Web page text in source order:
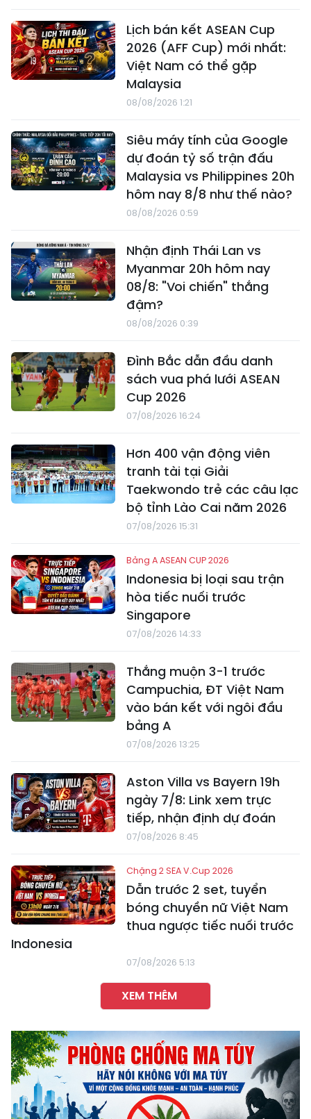
Lịch bán kết ASEAN Cup
2026 (AFF Cup) mới nhất:
Việt Nam có thể gặp
Malaysia
08/08/2026 1:21
Siêu máy tính của Google
dự đoán tỷ số trận đấu
Malaysia vs Philippines 20h
hôm nay 8/8 như thế nào?
08/08/2026 0:59
Nhận định Thái Lan vs
Myanmar 20h hôm nay
08/8: "Voi chiến" thắng
đậm?
08/08/2026 0:39
Đình Bắc dẫn đầu danh
sách vua phá lưới ASEAN
Cup 2026
07/08/2026 16:24
Hơn 400 vận động viên
tranh tài tại Giải
Taekwondo trẻ các câu lạc
bộ tỉnh Lào Cai năm 2026
07/08/2026 15:31
Bảng A ASEAN CUP 2026
Indonesia bị loại sau trận
hòa tiếc nuối trước
Singapore
07/08/2026 14:33
Thắng muộn 3-1 trước
Campuchia, ĐT Việt Nam
vào bán kết với ngôi đầu
bảng A
07/08/2026 13:25
Aston Villa vs Bayern 19h
ngày 7/8: Link xem trực
tiếp, nhận định dự đoán
07/08/2026 8:45
Chặng 2 SEA V.Cup 2026
Dẫn trước 2 set, tuyển
bóng chuyền nữ Việt Nam
thua ngược tiếc nuối trước
Indonesia
07/08/2026 5:13
XEM THÊM